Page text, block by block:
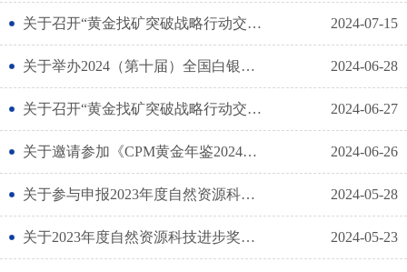
关于召开“黄金找矿突破战略行动交流研讨会”的通知 2024-07-15
关于举办2024（第十届）全国白银企业年会的通知 2024-06-28
关于召开“黄金找矿突破战略行动交流研讨会”的通知 2024-06-27
关于邀请参加《CPM黄金年鉴2024》（中文版）首发式的通知 2024-06-26
关于参与申报2023年度自然资源科技进步奖的公示 2024-05-28
关于2023年度自然资源科技进步奖申报项目的公示 2024-05-23